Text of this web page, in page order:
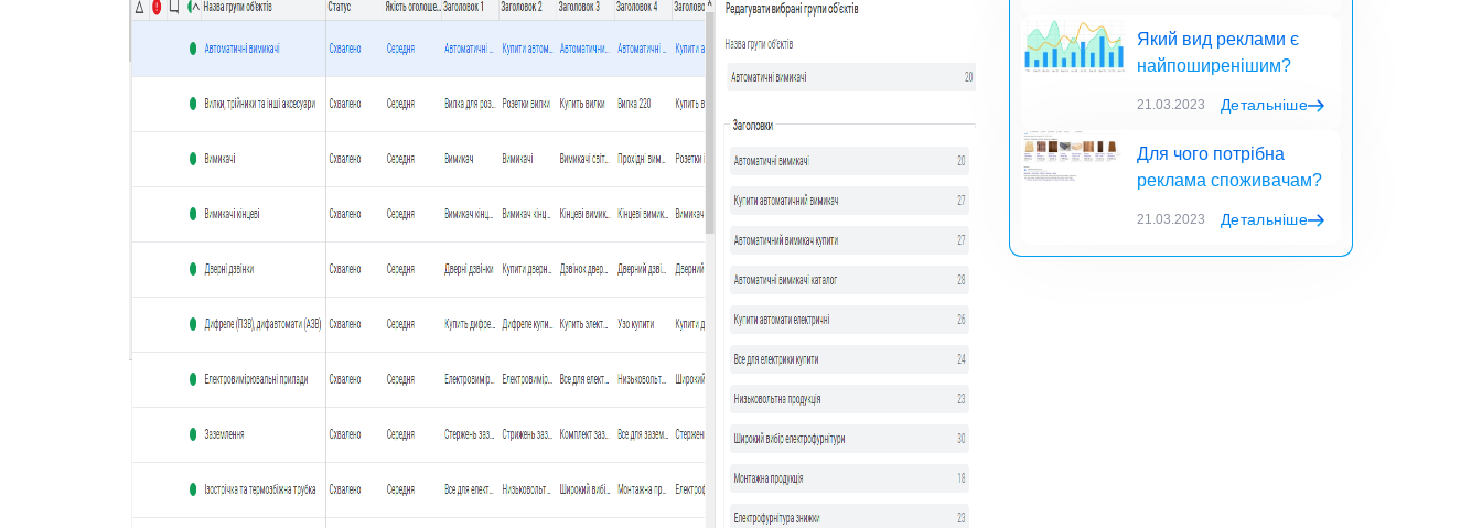
Який вид реклами є
найпоширенішим?
21.03.2023 Детальніше
Для чого потрібна
реклама споживачам?
21.03.2023 Детальніше